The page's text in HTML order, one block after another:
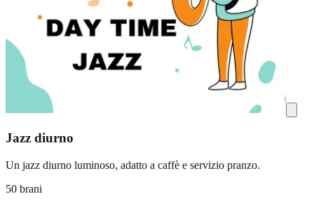
Jazz diurno
Un jazz diurno luminoso, adatto a caffè e servizio pranzo.
50 brani